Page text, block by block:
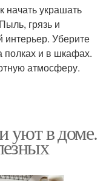
начать украшать
грязь и
интерьер. Уберите
полках и в шкафах.
атмосферу.
уют в доме.